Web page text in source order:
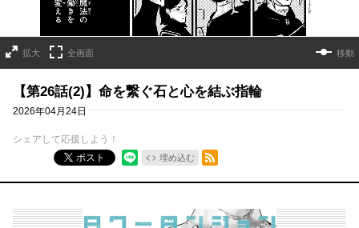
拡大 全画面 移動
【第26話(2)】命を繋ぐ石と心を結ぶ指輪
2026年04月24日
シェアして応援しよう！
ポスト
埋め込む
RSSフィード